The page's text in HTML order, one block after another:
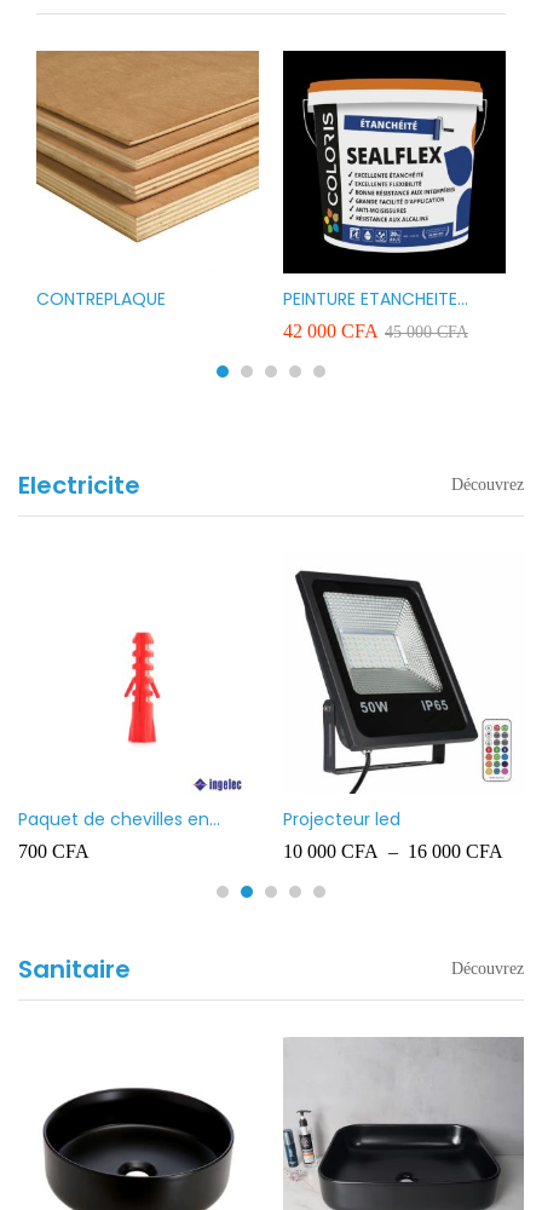
CONTREPLAQUE
PEINTURE ETANCHEITE
COLORIS SEAFLEX 20KG
COULEUR ROUGE BLANC
VERT ET GRIS
42 000 CFA 45 000CFA
Electricite Découvrez
Paquet de chevilles en
plastique Ingelec – 8
700 CFA
Projecteur led
10 000 CFA – 16 000 CFA
Sanitaire Découvrez